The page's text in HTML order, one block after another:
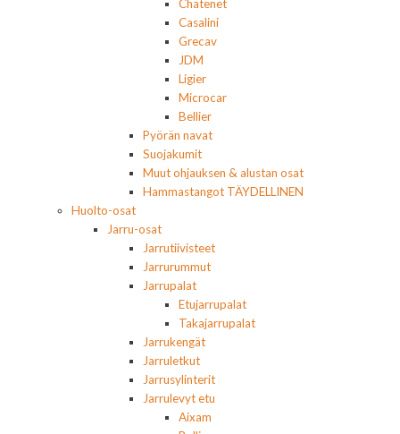
Chatenet
Casalini
Grecav
JDM
Ligier
Microcar
Bellier
Pyörän navat
Suojakumit
Muut ohjauksen & alustan osat
Hammastangot TÄYDELLINEN
Huolto-osat
Jarru-osat
Jarrutiivisteet
Jarrurummut
Jarrupalat
Etujarrupalat
Takajarrupalat
Jarrukengät
Jarruletkut
Jarrusylinterit
Jarrulevyt etu
Aixam